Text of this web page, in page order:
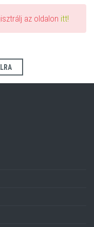
az oldalon itt!